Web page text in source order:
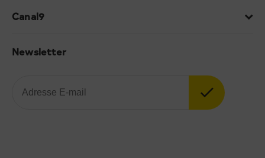
Canal9
Newsletter